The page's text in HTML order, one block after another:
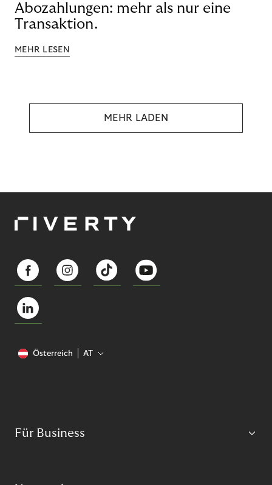
Abozahlungen: mehr als nur eine
Transaktion.
MEHR LESEN
MEHR LADEN
Österreich AT
Für Business